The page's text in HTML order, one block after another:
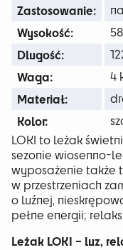
Zastosowanie:
Wysokość:
Dlugość:
Waga: 4
Materiał:
Kolor:
LOKI to leżak
sezonie wiosenno-
wyposażenie także
w przestrzeniach
o luźnej,
pełne energii;
Leżak LOKI – luz,